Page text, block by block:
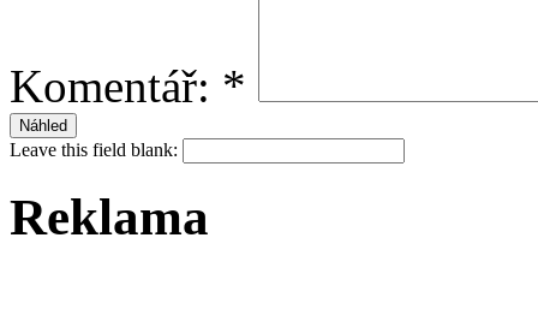
Komentář: *
Leave this field blank:
Reklama